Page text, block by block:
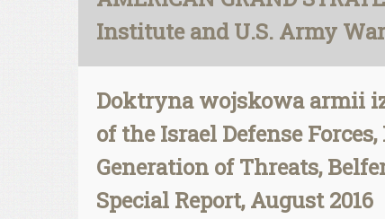
Institute and U.S. Army
Doktryna wojskowa armii
of the Israel Defense
Generation of Threats,
Special Report, August 2016